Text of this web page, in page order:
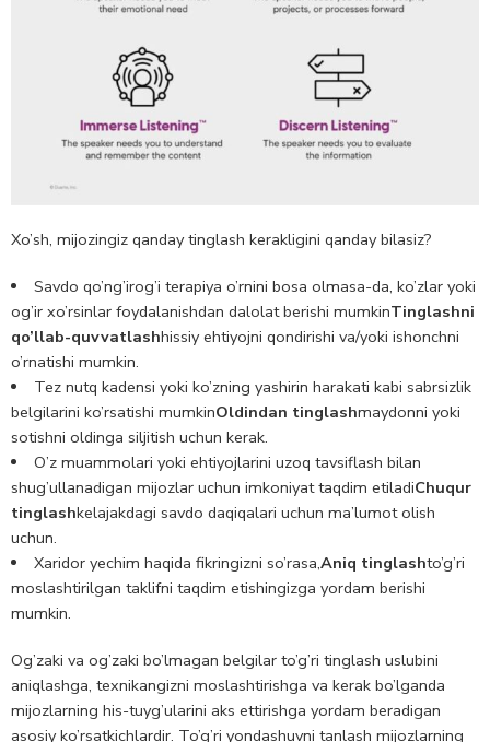
Xo’sh, mijozingiz qanday tinglash kerakligini qanday bilasiz?
Savdo qo’ng’irog’i terapiya o’rnini bosa olmasa-da, ko’zlar yoki
og’ir xo’rsinlar foydalanishdan dalolat berishi mumkinTinglashni
qo’llab-quvvatlashhissiy ehtiyojni qondirishi va/yoki ishonchni
o’rnatishi mumkin.
Tez nutq kadensi yoki ko’zning yashirin harakati kabi sabrsizlik
belgilarini ko’rsatishi mumkinOldindan tinglashmaydonni yoki
sotishni oldinga siljitish uchun kerak.
O’z muammolari yoki ehtiyojlarini uzoq tavsiflash bilan
shug’ullanadigan mijozlar uchun imkoniyat taqdim etiladiChuqur
tinglashkelajakdagi savdo daqiqalari uchun ma’lumot olish
uchun.
Xaridor yechim haqida fikringizni so’rasa,Aniq tinglashto’g’ri
moslashtirilgan taklifni taqdim etishingizga yordam berishi
mumkin.
Og’zaki va og’zaki bo’lmagan belgilar to’g’ri tinglash uslubini
aniqlashga, texnikangizni moslashtirishga va kerak bo’lganda
mijozlarning his-tuyg’ularini aks ettirishga yordam beradigan
asosiy ko’rsatkichlardir. To’g’ri yondashuvni tanlash mijozlarning